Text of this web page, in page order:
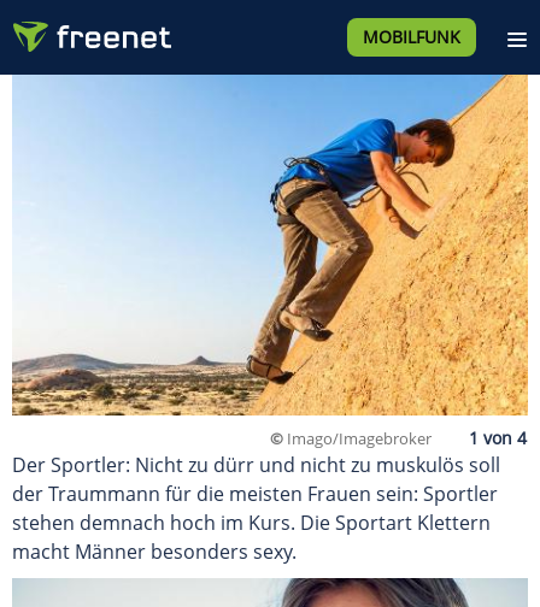
MOBILFUNK
© Imago/Imagebroker
Der Sportler: Nicht zu dürr und nicht zu muskulös soll
der Traummann für die meisten Frauen sein: Sportler
stehen demnach hoch im Kurs. Die Sportart Klettern
macht Männer besonders sexy.